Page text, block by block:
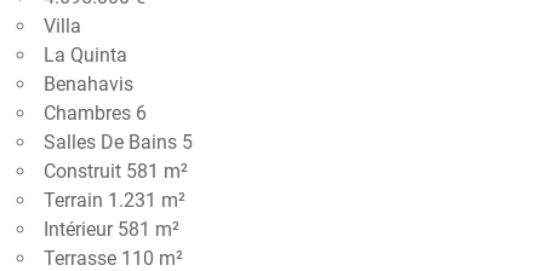
Villa
La Quinta
Benahavis
Chambres 6
Salles De Bains 5
Construit 581 m²
Terrain 1.231 m²
Intérieur 581 m²
Terrasse 110 m²